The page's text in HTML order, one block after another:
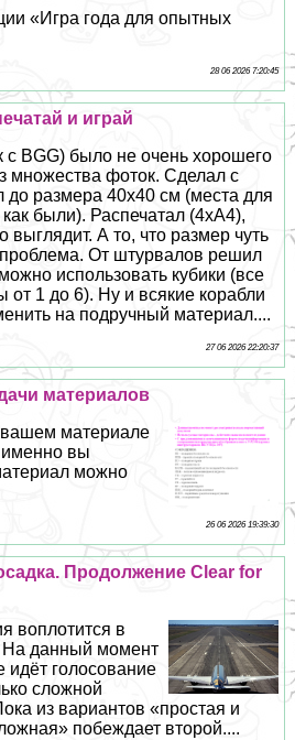
«Игра года для опытных
28 06 2026 7:20:45
и играй
с BGG) было не очень хорошего
множества фоток. Сделал с
до размера 40х40 см (места для
были). Распечатал (4хА4),
А то, что размер чуть
От штурвалов решил
использовать кубики (все
от 1 до 6). Ну и всякие корабли
на подручный материал....
27 06 2026 22:20:37
материалов
материале
именно вы
можно
26 06 2026 19:39:30
Продолжение Clear for
воплотится в
На данный момент
идёт голосование
сложной
из вариантов «простая и
побеждает второй....